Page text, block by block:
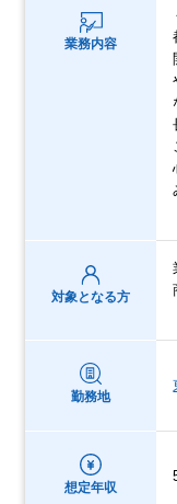
業務内容
対象となる方
勤務地
想定年収